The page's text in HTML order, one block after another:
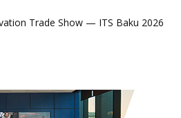
Trade Show — ITS Baku 2026